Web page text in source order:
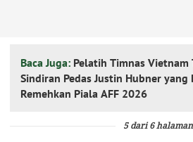
Baca Juga: Pelatih Timnas Vietnam
Sindiran Pedas Justin Hubner yang
Remehkan Piala AFF 2026
5 dari 6 halaman